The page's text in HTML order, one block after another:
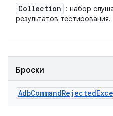
Collection
: набор
результатов тестирования.
Броски
AdbCommandRejected